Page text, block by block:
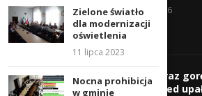
5 sierpnia 2026
Gorąco, coraz
chronić przed
Zielone światło
dla modernizacji
oświetlenia
11 lipca 2023
Nocna prohibicja
w gminie